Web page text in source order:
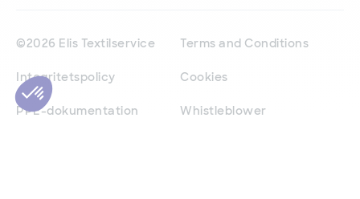
©2026 Elis Textilservice Terms and Conditions
Integritetspolicy Cookies
PPE-dokumentation Whistleblower